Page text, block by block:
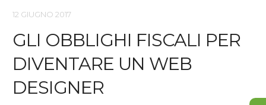
12 GIUGNO 2017
GLI OBBLIGHI FISCALI PER
DIVENTARE UN WEB
DESIGNER